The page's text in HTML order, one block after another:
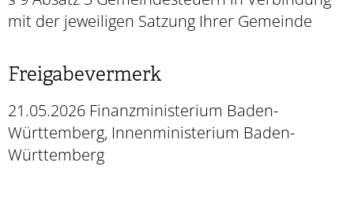
mit der jeweiligen Satzung Ihrer Gemeinde
Freigabevermerk
21.05.2026 Finanzministerium Baden-
Württemberg, Innenministerium Baden-
Württemberg